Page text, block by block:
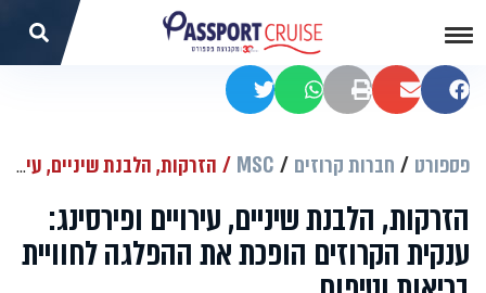
שתפו בפייסבוק
שתפו במיילהדפסהשתפו בוואטסאפשתפו בטוויטר
פספורט חברות קרוזים MSC הזרקות, הלבנת שיניים, עירויים ופירסינג: ענקית הקרוזים הופכת את ההפלגה לחוויית בריאות וטיפוח
הזרקות, הלבנת שיניים, עירויים ופירסינג:
ענקית הקרוזים הופכת את ההפלגה לחוויית